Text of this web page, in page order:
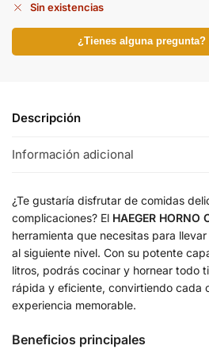
Sin existencias
¿Tienes alguna pregunta?
Descripción
Información adicional
¿Te gustaría disfrutar de comidas
complicaciones? El HAEGER
herramienta que necesitas para
al siguiente nivel. Con su potente
litros, podrás cocinar y hornear todo
rápida y eficiente, convirtiendo cada
experiencia memorable.
Beneficios principales